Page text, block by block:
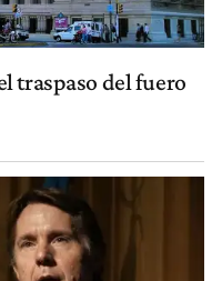
traspaso del fuero